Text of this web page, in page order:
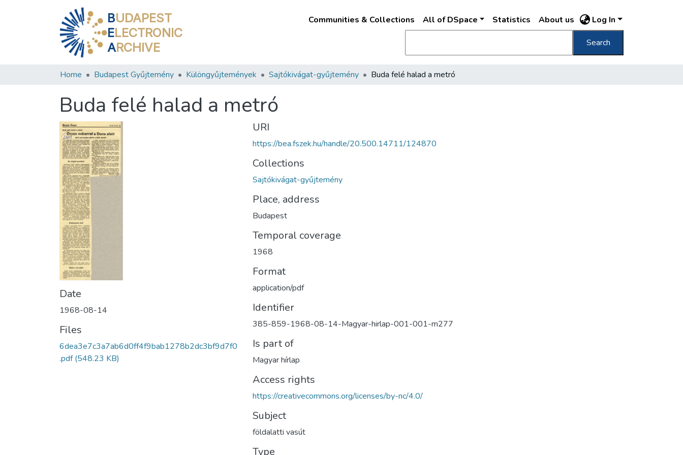
BUDAPEST
ELECTRONIC
ARCHIVE
Communities & Collections All of DSpace Statistics About us Log In
Search
Home Budapest Gyűjtemény Különgyűjtemények Sajtókivágat-gyűjtemény Buda felé halad a metró
Buda felé halad a metró
Date
1968-08-14
Files
6dea3e7c3a7ab6d0ff4f9bab1278b2dc3bf9d7f0
.pdf(548.23 KB)
URI
https://bea.fszek.hu/handle/20.500.14711/124870
Collections
Sajtókivágat-gyűjtemény
Place, address
Budapest
Temporal coverage
1968
Format
application/pdf
Identifier
385-859-1968-08-14-Magyar-hirlap-001-001-m277
Is part of
Magyar hírlap
Access rights
https://creativecommons.org/licenses/by-nc/4.0/
Subject
földalatti vasút
Type